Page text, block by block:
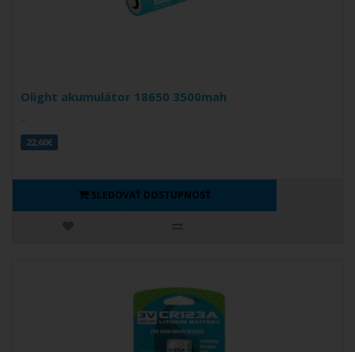
Olight akumulátor 18650 3500mah
..
22,60€
SLEDOVAŤ DOSTUPNOSŤ